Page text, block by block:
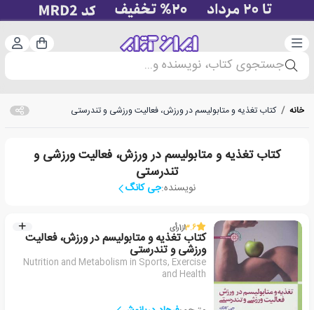
دسته‌بندی سبد
جستجوی کتاب، نویسنده و...
خانه / کتاب تغذیه و متابولیسم در ورزش، فعالیت ورزشی و تندرستی
کتاب تغذیه و متابولیسم در ورزش، فعالیت ورزشی و
تندرستی
نویسنده:جی کانگ
3.6از1رأی
کتاب تغذیه و متابولیسم در ورزش، فعالیت
ورزشی و تندرستی
Nutrition and Metabolism in Sports, Exercise
and Health